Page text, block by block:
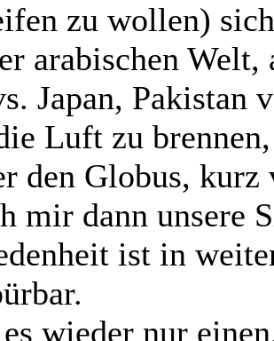
zu wollen)
arabischen Welt,
Japan, Pakistan
Luft zu
den Globus,
mir dann unsere
ist in
wieder nur